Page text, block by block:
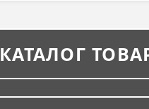
КАТАЛОГ